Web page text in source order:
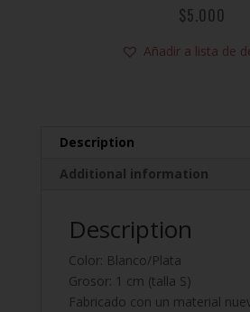
$5.000
Añadir a lista de
Description
Additional information
Description
Color: Blanco/Plata
Grosor: 1 cm (talla S)
Fabricado con un material